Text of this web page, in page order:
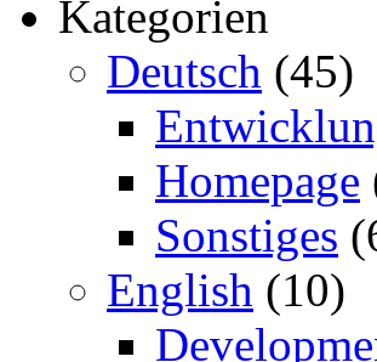
Kategorien
Deutsch (45)
Homepage
Sonstiges
English (10)